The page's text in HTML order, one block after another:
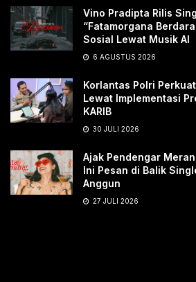
Vino Pradipta Rilis
“Fatamorgana
Sosial Lewat Musik AI
6 AGUSTUS 2026
Korlantas Polri
Lewat Implementasi
KARIB
30 JULI 2026
Ajak Pendengar
Ini Pesan di Balik
Anggun
27 JULI 2026